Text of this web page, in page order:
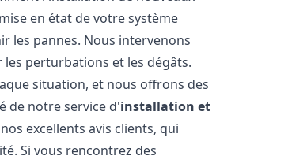
en état de votre système
les pannes. Nous intervenons
perturbations et les dégâts.
situation, et nous offrons des
de notre service d'installation et
excellents avis clients, qui
Si vous rencontrez des